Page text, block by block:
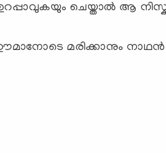
ചെയ്താൽ ആ
മരിക്കാനും